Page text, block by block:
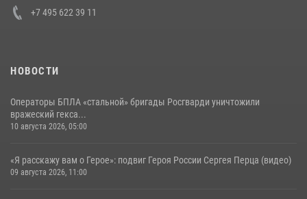
+7 495 622 39 11
НОВОСТИ
Операторы БПЛА «стальной» бригады Росгварди уничтожили
вражеский гекса...
10 августа 2026, 05:00
«Я расскажу вам о Герое»: подвиг Героя России Сергея Перца (видео)
09 августа 2026, 11:00